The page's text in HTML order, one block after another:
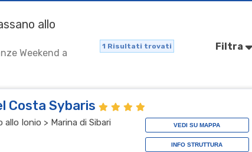
allo
Weekend a
1 Risultati trovati Filtra
Costa Sybaris
allo Ionio > Marina di Sibari
VEDI SU MAPPA
INFO STRUTTURA